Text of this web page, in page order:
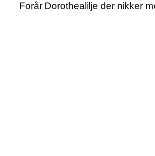
Forår Dorothealilje der nikker